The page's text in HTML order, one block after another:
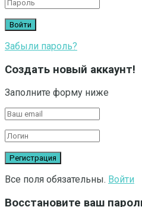
Забыли пароль?
Создать новый аккаунт!
Заполните форму ниже
Все поля обязательны. Войти
Восстановите ваш